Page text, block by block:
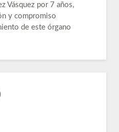
Vásquez por 7 años,
y compromiso
de este órgano